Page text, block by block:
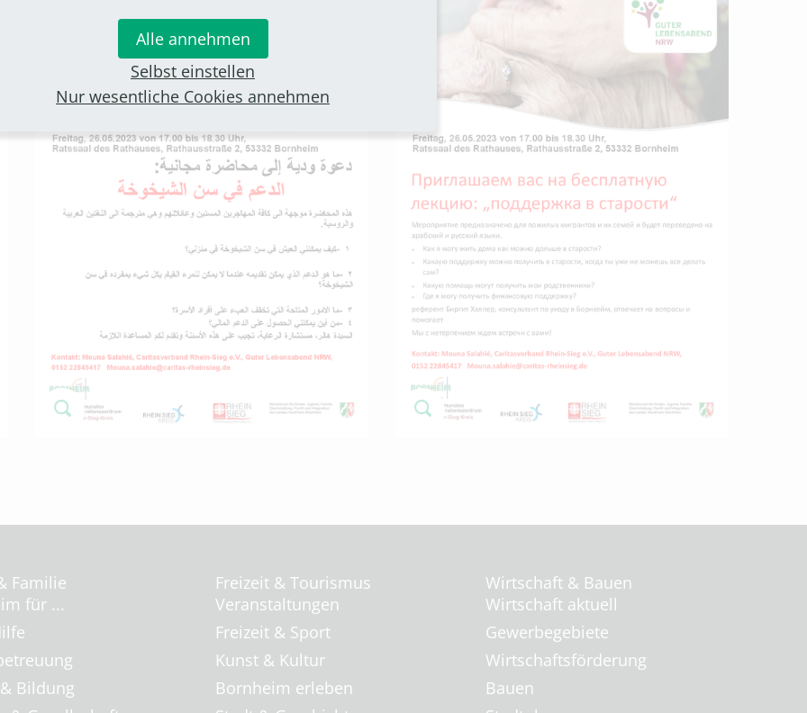
Familie
für ...
Bildung
Freizeit & Tourismus
Veranstaltungen
Freizeit & Sport
Kunst & Kultur
Bornheim erleben
Wirtschaft & Bauen
Wirtschaft aktuell
Gewerbegebiete
Wirtschaftsförderung
Bauen
Alle annehmen
Selbst einstellen
Nur wesentliche Cookies annehmen